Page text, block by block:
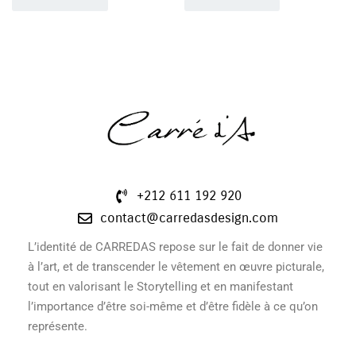
+212 611 192 920
contact@carredasdesign.com
L’identité de CARREDAS repose sur le fait de donner vie
à l’art, et de transcender le vêtement en œuvre picturale,
tout en valorisant le Storytelling et en manifestant
l’importance d’être soi-même et d’être fidèle à ce qu’on
représente.